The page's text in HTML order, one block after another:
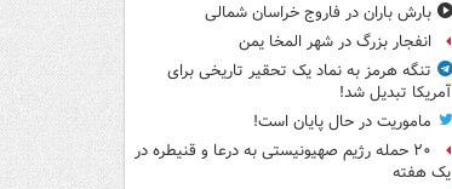
بارش باران در فاروج خراسان شمالی
انفجار بزرگ در شهر المخا یمن
تنگه هرمز به نماد یک تحقیر تاریخی برای
آمریکا تبدیل شد!
ماموریت در حال پایان است!
۲۰ حمله رژیم صهیونیستی به درعا و قنیطره در
یک هفته